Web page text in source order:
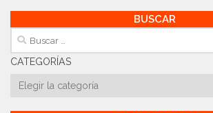
BUSCAR
Buscar:
CATEGORÍAS
Categorías